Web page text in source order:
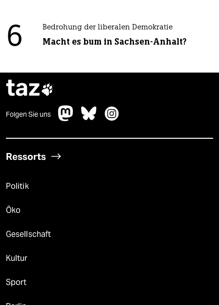
6 Bedrohung der liberalen Demokratie
Macht es bum in Sachsen-Anhalt?
taz
Folgen Sie uns
Ressorts
Politik
Öko
Gesellschaft
Kultur
Sport